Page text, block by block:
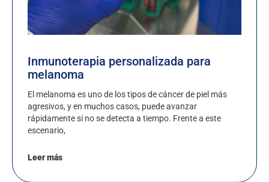
Inmunoterapia personalizada para
melanoma
El melanoma es uno de los tipos de cáncer de piel más
agresivos, y en muchos casos, puede avanzar
rápidamente si no se detecta a tiempo. Frente a este
escenario,
Leer más